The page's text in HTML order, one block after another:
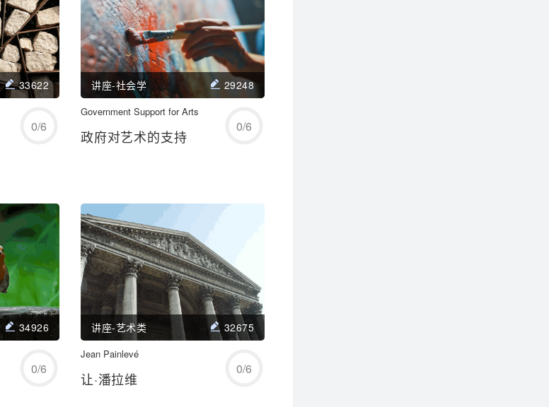
33622
0/6
讲座-社会学 29248
开始练习
Government Support for Arts
政府对艺术的支持
0/6
34926
0/6
讲座-艺术类 32675
Jean Painlevé
让·潘拉维
0/6